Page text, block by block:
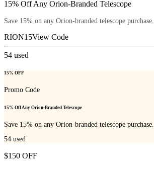
15% Off Any Orion-Branded Telescope
Save 15% on any Orion-branded telescope purchase.
RION15View Code
54 used
15% OFF
Promo Code
15% Off Any Orion-Branded Telescope
Save 15% on any Orion-branded telescope purchase.
54 used
$150 OFF